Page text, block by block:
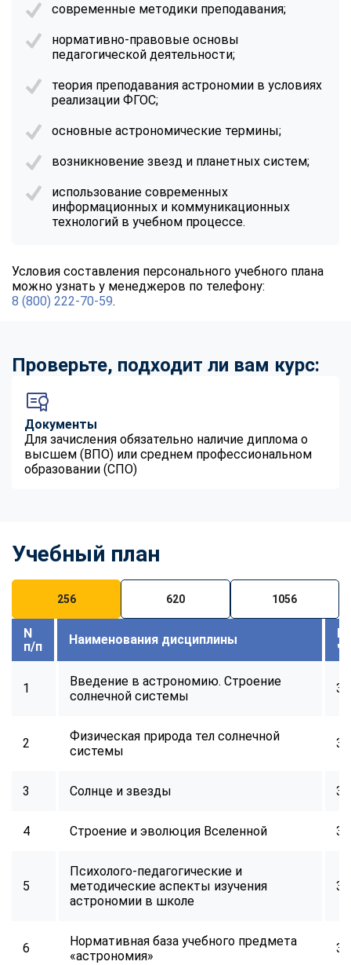
современные методики преподавания;
нормативно-правовые основы
педагогической деятельности;
теория преподавания астрономии в условиях
реализации ФГОС;
основные астрономические термины;
возникновение звезд и планетных систем;
использование современных
информационных и коммуникационных
технологий в учебном процессе.
Условия составления персонального учебного плана
можно узнать у менеджеров по телефону:
8 (800) 222-70-59.
Проверьте, подходит ли вам курс:
Документы
Для зачисления обязательно наличие диплома о
высшем (ВПО) или среднем профессиональном
образовании (СПО)
Учебный план
256 620 1056
N
п/п
Наименования дисциплины
1
Введение в астрономию. Строение
солнечной системы
32
2
Физическая природа тел солнечной
системы
32
3 Солнце и звезды 32
4 Строение и эволюция Вселенной 32
5
Психолого-педагогические и
методические аспекты изучения
астрономии в школе
32
6
Нормативная база учебного предмета
«астрономия»
32